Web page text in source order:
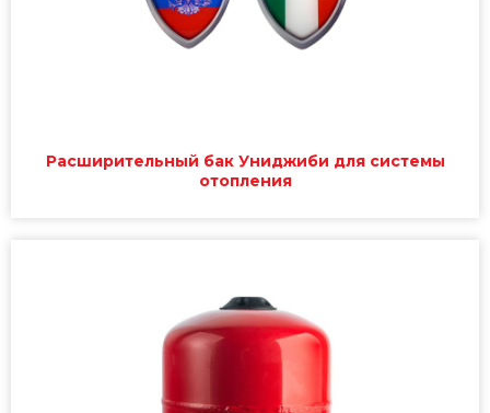
Расширительный бак Униджиби для системы
отопления